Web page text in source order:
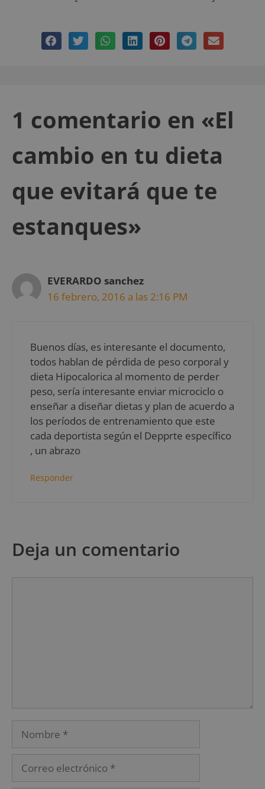
1 comentario en «El
cambio en tu dieta
que evitará que te
estanques»
EVERARDO sanchez
16 febrero, 2016 a las 2:16 PM
Buenos días, es interesante el documento,
todos hablan de pérdida de peso corporal y
dieta Hipocalorica al momento de perder
peso, sería interesante enviar microciclo o
enseñar a diseñar dietas y plan de acuerdo a
los períodos de entrenamiento que este
cada deportista según el Depprte específico
, un abrazo
Responder
Deja un comentario